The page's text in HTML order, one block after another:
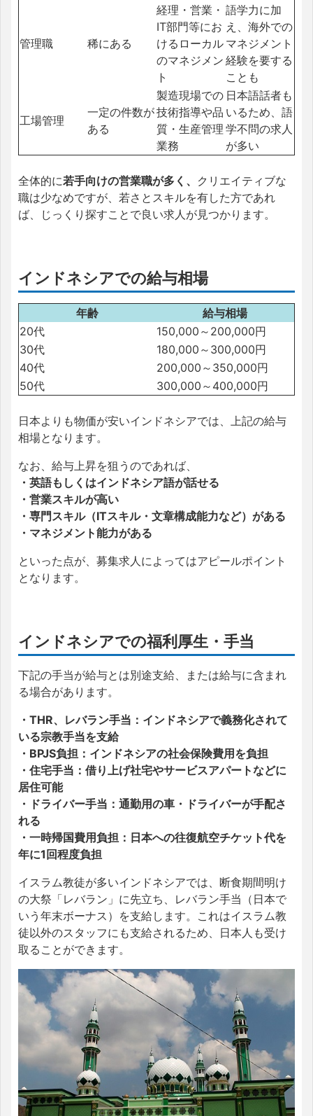
管理職 稀にある
経理・営業・
IT部門等にお
けるローカル
のマネジメン
ト
語学力に加
え、海外での
マネジメント
経験を要する
ことも
工場管理
一定の件数が
ある
製造現場での
技術指導や品
質・生産管理
業務
日本語話者も
いるため、語
学不問の求人
が多い
全体的に若手向けの営業職が多く、 クリエイティブな
職は少なめですが、若さとスキルを有した方であれ
ば、じっくり探すことで良い求人が見つかります。
インドネシアでの給与相場
年齢
給与相場
20代
150,000～200,000円
30代
180,000～300,000円
40代
200,000～350,000円
50代
300,000～400,000円
日本よりも物価が安いインドネシアでは、上記の給与
相場となります。
なお、給与上昇を狙うのであれば、
・英語もしくはインドネシア語が話せる
・営業スキルが高い
・専門スキル（ITスキル・文章構成能力など）がある
・マネジメント能力がある
といった点が、募集求人によってはアピールポイント
となります。
インドネシアでの福利厚生・手当
下記の手当が給与とは別途支給、または給与に含まれ
る場合があります。
・THR、レバラン手当：インドネシアで義務化されて
いる宗教手当を支給
・BPJS負担：インドネシアの社会保険費用を負担
・住宅手当：借り上げ社宅やサービスアパートなどに
居住可能
・ドライバー手当：通勤用の車・ドライバーが手配さ
れる
・一時帰国費用負担：日本への往復航空チケット代を
年に1回程度負担
イスラム教徒が多いインドネシアでは、断食期間明け
の大祭「レバラン」に先立ち、レバラン手当（日本で
いう年末ボーナス）を支給します。これはイスラム教
徒以外のスタッフにも支給されるため、日本人も受け
取ることができます。